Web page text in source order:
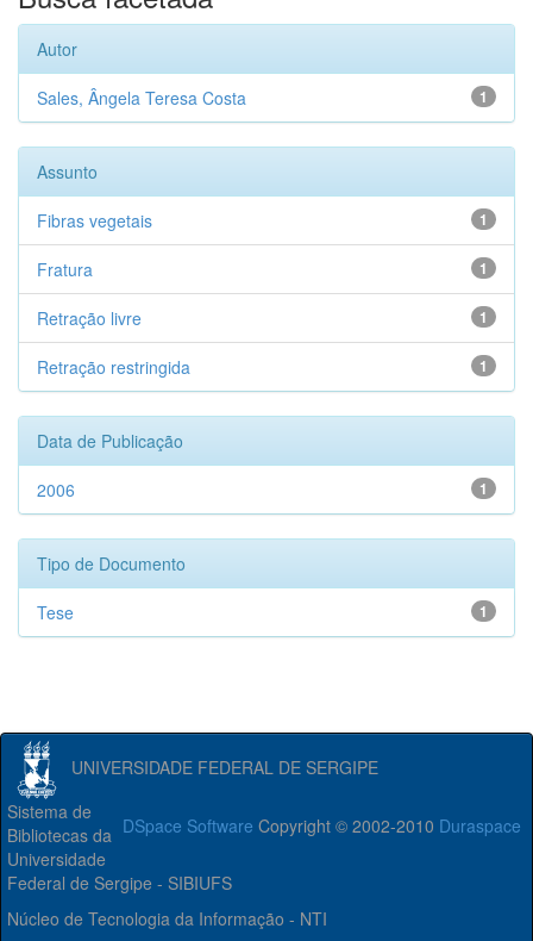
Autor
1
Sales, Ângela Teresa Costa
Assunto
1
Fibras vegetais
1
Fratura
1
Retração livre
1
Retração restringida
Data de Publicação
1
2006
Tipo de Documento
1
Tese
UNIVERSIDADE FEDERAL DE SERGIPE
DSpace Software Copyright © 2002-2010 Duraspace
Sistema de
Bibliotecas da
Universidade
Federal de Sergipe - SIBIUFS
Núcleo de Tecnologia da Informação - NTI